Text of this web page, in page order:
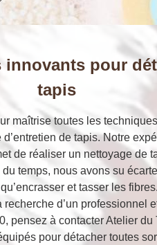
innovants pour
tapis
maîtrise toutes les
de tapis. Notre
de réaliser un nettoyage de
du temps, nous avons su
et tasser les
recherche d’un professionnel
pensez à contacter Atelier du
pour détacher toutes